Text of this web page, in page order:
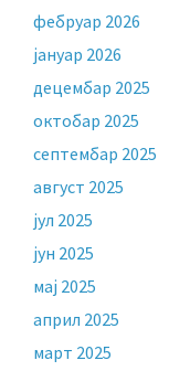
фебруар 2026
јануар 2026
децембар 2025
октобар 2025
септембар 2025
август 2025
јул 2025
јун 2025
мај 2025
април 2025
март 2025